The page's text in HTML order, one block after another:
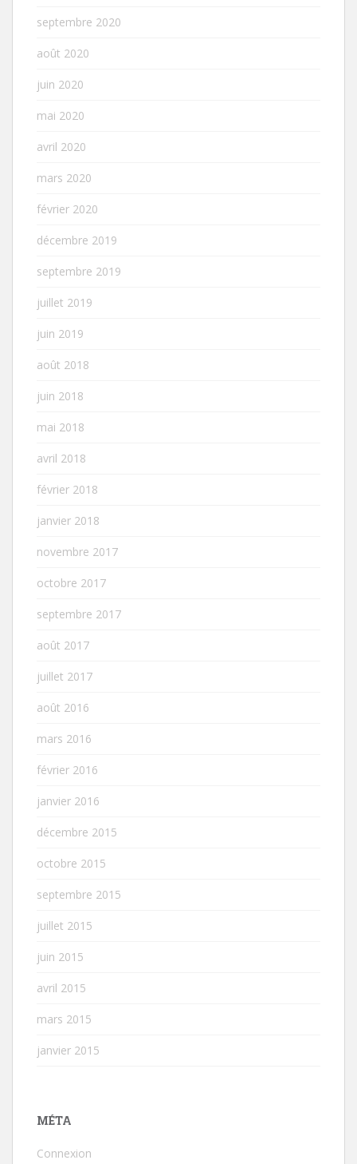
septembre 2020
août 2020
juin 2020
mai 2020
avril 2020
mars 2020
février 2020
décembre 2019
septembre 2019
juillet 2019
juin 2019
août 2018
juin 2018
mai 2018
avril 2018
février 2018
janvier 2018
novembre 2017
octobre 2017
septembre 2017
août 2017
juillet 2017
août 2016
mars 2016
février 2016
janvier 2016
décembre 2015
octobre 2015
septembre 2015
juillet 2015
juin 2015
avril 2015
mars 2015
janvier 2015
MÉTA
Connexion